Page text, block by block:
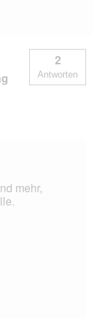
2
Antworten
mehr,